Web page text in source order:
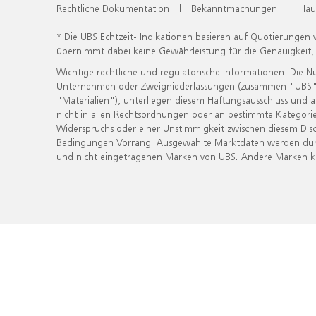
Rechtliche Dokumentation | Bekanntmachungen |
* Die UBS Echtzeit- Indikationen basieren auf
übernimmt dabei keine Gewährleistung für die
Wichtige rechtliche und regulatorische Informationen. Die
Unternehmen oder Zweigniederlassungen (zusammen
"Materialien"), unterliegen diesem Haftungsausschluss
nicht in allen Rechtsordnungen oder an bestimmte
Widerspruchs oder einer Unstimmigkeit zwischen diesem
Bedingungen Vorrang. Ausgewählte Marktdaten werden
und nicht eingetragenen Marken von UBS. Andere Marken